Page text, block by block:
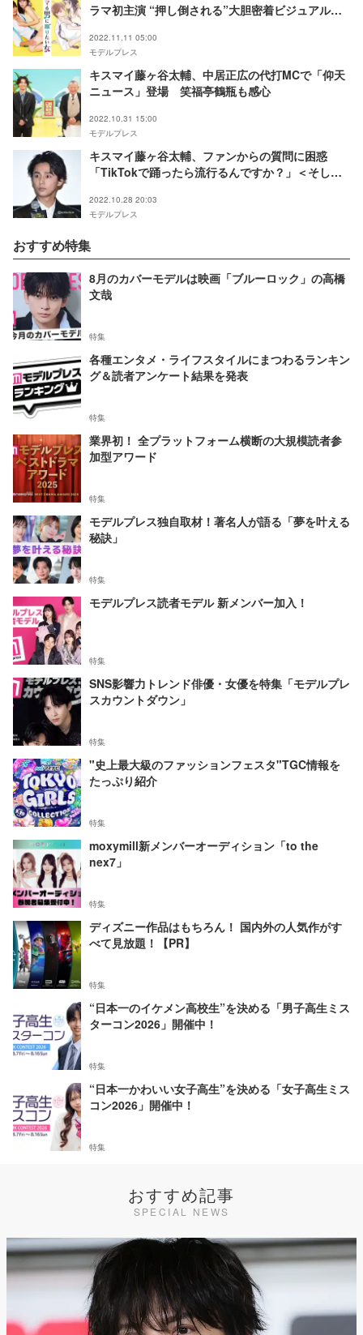
ラマ初主演 “押し倒される”大胆密着ビジュアル解
2022.11.11 05:00
モデルプレス
キスマイ藤ヶ谷太輔、中居正広の代打MCで「仰天
ニュース」登場 笑福亭鶴瓶も感心
2022.10.31 15:00
モデルプレス
キスマイ藤ヶ谷太輔、ファンからの質問に困惑
「TikTokで踊ったら流行るんですか？」＜そして
2022.10.28 20:03
モデルプレス
おすすめ特集
8月のカバーモデルは映画「ブルーロック」の高橋
文哉
特集
各種エンタメ・ライフスタイルにまつわるランキン
グ＆読者アンケート結果を発表
特集
業界初！ 全プラットフォーム横断の大規模読者参
加型アワード
特集
モデルプレス独自取材！著名人が語る「夢を叶える
秘訣」
特集
モデルプレス読者モデル 新メンバー加入！
特集
SNS影響力トレンド俳優・女優を特集「モデルプレ
スカウントダウン」
特集
"史上最大級のファッションフェスタ"TGC情報を
たっぷり紹介
特集
moxymill新メンバーオーディション「to the
nex7」
特集
ディズニー作品はもちろん！ 国内外の人気作がす
べて見放題！【PR】
特集
“日本一のイケメン高校生”を決める「男子高生ミス
ターコン2026」開催中！
特集
“日本一かわいい女子高生”を決める「女子高生ミス
コン2026」開催中！
特集
おすすめ記事
SPECIAL NEWS